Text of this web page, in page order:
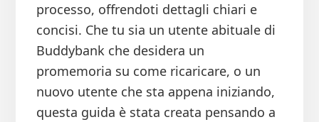
processo, offrendoti dettagli chiari e
concisi. Che tu sia un utente abituale di
Buddybank che desidera un
promemoria su come ricaricare, o un
nuovo utente che sta appena iniziando,
questa guida è stata creata pensando a